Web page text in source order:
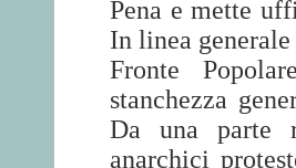
Pena e mette
In linea
Fronte
stanchezza
Da una parte
anarchici